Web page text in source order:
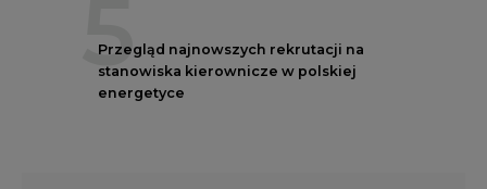
5
Przegląd najnowszych rekrutacji na
stanowiska kierownicze w polskiej
energetyce